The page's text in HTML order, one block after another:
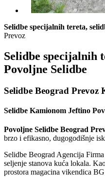
Selidbe specijalnih tereta,
Prevoz
Selidbe specijalnih
Povoljne Selidbe
Selidbe Beograd Prevoz
Selidbe Kamionom Jeftino
Povoljne Selidbe Beograd
brzo i efikasno, dugogodišnje
Selidbe Beograd Agencija
seljenje stanova kuća lokala.
prostora magacina vikendica BG